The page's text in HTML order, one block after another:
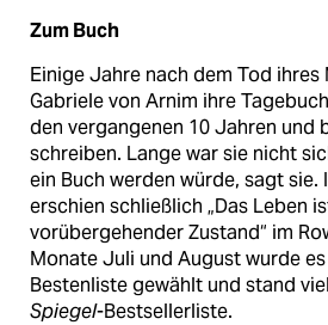
Zum Buch
Einige Jahre nach dem Tod
Gabriele von Arnim ihre
den vergangenen 10 Jahren und
schreiben. Lange war sie nicht
ein Buch werden würde, sagt sie.
erschien schließlich „Das Leben
vorübergehender Zustand“ im
Monate Juli und August wurde
Bestenliste gewählt und stand
Spiegel-Bestsellerliste.